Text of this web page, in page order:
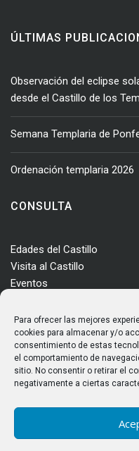
Para ofrecer las mejores
cookies para almacenar y/o
consentimiento de estas
el comportamiento de
sitio. No consentir o retirar el
negativamente a ciertas
ÚLTIMAS
Observación del eclipse
desde el Castillo de los
Semana Templaria de
Ordenación templaria 2026
CONSULTA
Edades del Castillo
Visita al Castillo
Eventos
Enclave
Más información
Consultas
Horarios y tarifas